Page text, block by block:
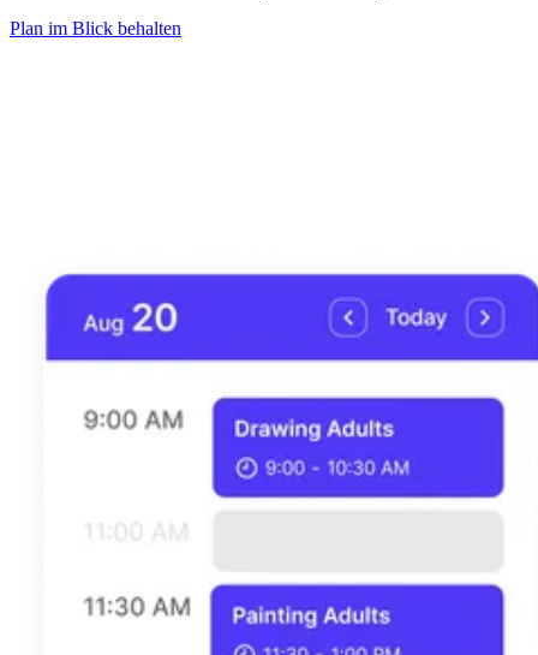
Plan im Blick behalten